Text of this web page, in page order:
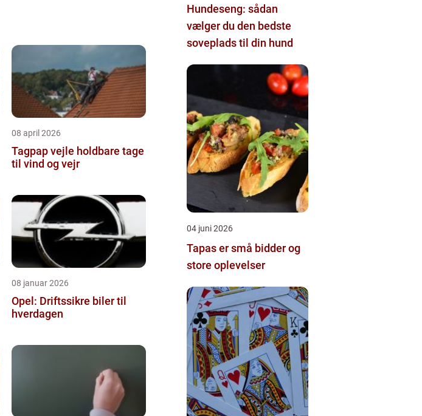
08 april 2026
Tagpap vejle holdbare tage
til vind og vejr
08 januar 2026
Opel: Driftssikre biler til
hverdagen
Hundeseng: sådan
vælger du den bedste
soveplads til din hund
04 juni 2026
Tapas er små bidder og
store oplevelser